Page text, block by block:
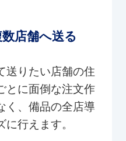
店舗へ送る
送りたい店舗の住
とに面倒な注文作
く、備品の全店導
に行えます。